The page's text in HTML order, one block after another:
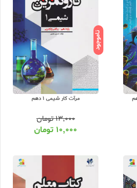
ناموجود
مرآت کار شیمی 1 دهم
۱۳,۰۰۰تومان
۱۰,۰۰۰ تومان